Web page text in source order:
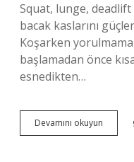
Squat, lunge,
bacak kaslarını
Koşarken
başlamadan önce
esnedikten…
Devamını okuyun
Iyi